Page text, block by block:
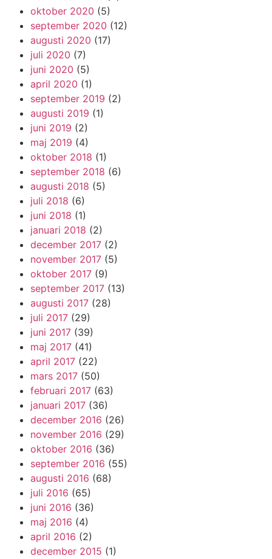
oktober 2020 (5)
september 2020 (12)
augusti 2020 (17)
juli 2020 (7)
juni 2020 (5)
april 2020 (1)
september 2019 (2)
augusti 2019 (1)
juni 2019 (2)
maj 2019 (4)
oktober 2018 (1)
september 2018 (6)
augusti 2018 (5)
juli 2018 (6)
juni 2018 (1)
januari 2018 (2)
december 2017 (2)
november 2017 (5)
oktober 2017 (9)
september 2017 (13)
augusti 2017 (28)
juli 2017 (29)
juni 2017 (39)
maj 2017 (41)
april 2017 (22)
mars 2017 (50)
februari 2017 (63)
januari 2017 (36)
december 2016 (26)
november 2016 (29)
oktober 2016 (36)
september 2016 (55)
augusti 2016 (68)
juli 2016 (65)
juni 2016 (36)
maj 2016 (4)
april 2016 (2)
december 2015 (1)